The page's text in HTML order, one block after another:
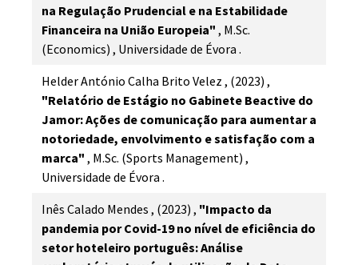
na Regulação Prudencial e na Estabilidade
Financeira na União Europeia" , M.Sc.
(Economics) , Universidade de Évora .
Helder António Calha Brito Velez , (2023) ,
"Relatório de Estágio no Gabinete Beactive do
Jamor: Ações de comunicação para aumentar a
notoriedade, envolvimento e satisfação com a
marca" , M.Sc. (Sports Management) ,
Universidade de Évora .
Inês Calado Mendes , (2023) , "Impacto da
pandemia por Covid-19 no nível de eficiência do
setor hoteleiro português: Análise